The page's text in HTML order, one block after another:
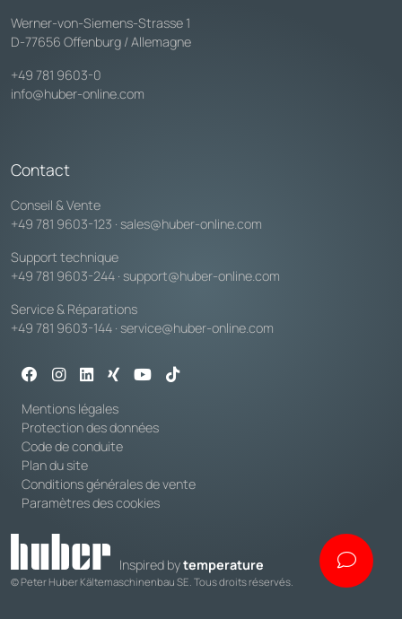
Werner-von-Siemens-Strasse 1
D-77656 Offenburg / Allemagne
+49 781 9603-0
info@huber-online.com
Contact
Conseil & Vente
+49 781 9603-123 · sales@huber-online.com
Support technique
+49 781 9603-244 · support@huber-online.com
Service & Réparations
+49 781 9603-144 · service@huber-online.com
Mentions légales
Protection des données
Code de conduite
Plan du site
Conditions générales de vente
Paramètres des cookies
Inspired bytemperature
© Peter Huber Kältemaschinenbau SE. Tous droits réservés.